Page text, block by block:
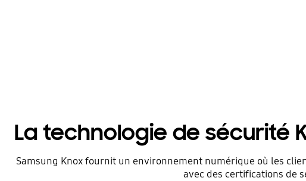
La technologie de sécurité
Samsung Knox fournit un environnement numérique où les
avec des certifications de